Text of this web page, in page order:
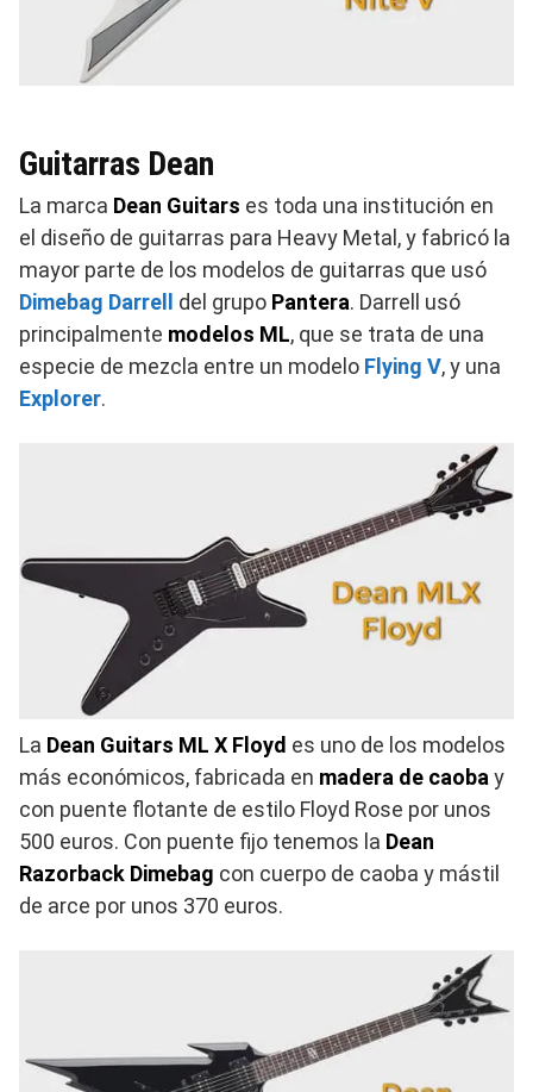
Guitarras Dean
La marca Dean Guitars es toda una institución en
el diseño de guitarras para Heavy Metal, y fabricó la
mayor parte de los modelos de guitarras que usó
Dimebag Darrell
del grupo Pantera. Darrell usó
principalmente modelos ML, que se trata de una
especie de mezcla entre un modelo Flying V, y una
Explorer.
La Dean Guitars ML X Floyd es uno de los modelos
más económicos, fabricada en madera de caoba y
con puente flotante de estilo Floyd Rose por unos
500 euros. Con puente fijo tenemos la Dean
Razorback Dimebag con cuerpo de caoba y mástil
de arce por unos 370 euros.